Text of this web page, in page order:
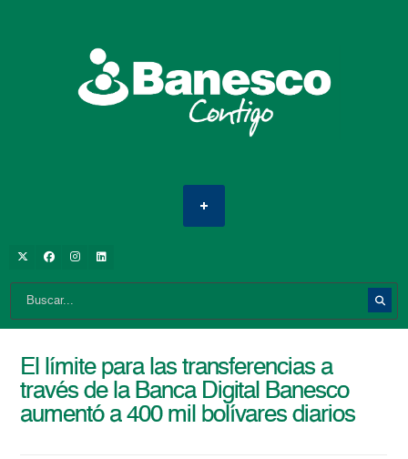
El límite para las transferencias a
través de la Banca Digital Banesco
aumentó a 400 mil bolívares diarios